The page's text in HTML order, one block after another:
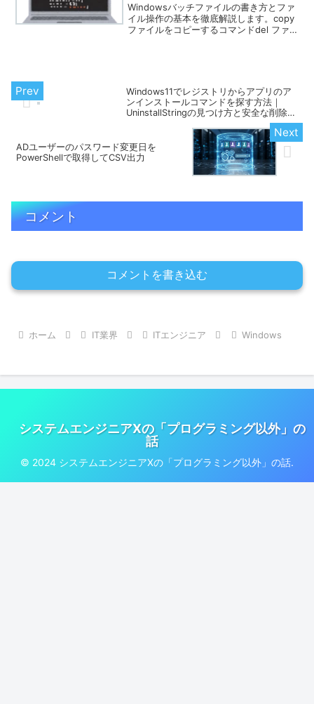
Windowsバッチファイルの書き方とファ
イル操作の基本を徹底解説します。copy
ファイルをコピーするコマンドdel ファ
Windows11でレジストリからアプリのア
ンインストールコマンドを探す方法｜
UninstallStringの見つけ方と安全な削除手
ADユーザーのパスワード変更日を
PowerShellで取得してCSV出力
コメント
コメントを書き込む
ホーム IT業界 ITエンジニア Windows
システムエンジニアXの「プログラミング以外」の
話
© 2024 システムエンジニアXの「プログラミング以外」の話.